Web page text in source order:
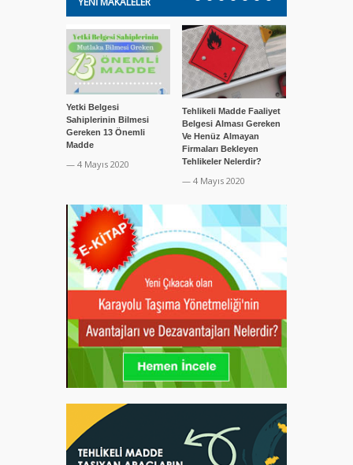
Yetki Belgesi
Sahiplerinin Bilmesi
Gereken 13 Önemli
Madde
— 4 Mayıs 2020
Tehlikeli Madde Faaliyet
Belgesi Alması Gereken
Ve Henüz Almayan
Firmaları Bekleyen
Tehlikeler Nelerdir?
— 4 Mayıs 2020